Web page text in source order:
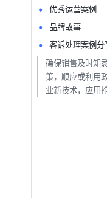
优秀运营案例
品牌故事
客诉处理案例分
确保销售及时知
策，顺应或利用
业新技术，应用抢